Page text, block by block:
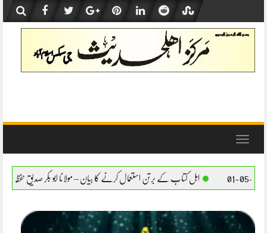
content
Toggle
کے برتن استعمال کرنے کا بیان – مولانا ابو بکر صدیق حفظہ اللہ اہل کتاب کے برتن